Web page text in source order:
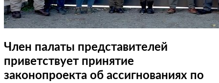
Член палаты представителей
приветствует принятие
законопроекта об ассигнованиях по